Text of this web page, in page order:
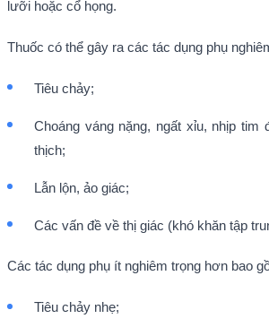
lưỡi hoặc cổ họng.
Thuốc có thể gây ra các tác dụng phụ
Tiêu chảy;
Choáng váng nặng, ngất xỉu, nhịp tim
thịch;
Lẫn lộn, ảo giác;
Các vấn đề về thị giác (khó khăn tập
Các tác dụng phụ ít nghiêm trọng hơn bao
Tiêu chảy nhẹ;